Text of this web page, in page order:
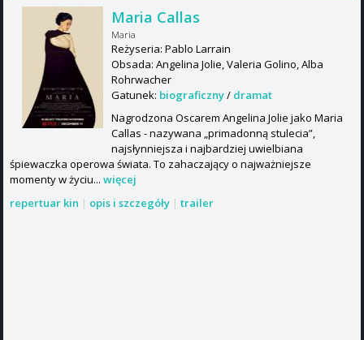
Maria Callas
Maria
Reżyseria: Pablo Larrain
Obsada: Angelina Jolie, Valeria Golino, Alba
Rohrwacher
Gatunek: biograficzny/ dramat
Nagrodzona Oscarem Angelina Jolie jako Maria
Callas - nazywana „primadonną stulecia”,
najsłynniejsza i najbardziej uwielbiana
śpiewaczka operowa świata. To zahaczający o najważniejsze
momenty w życiu... więcej
repertuar kin | opis i szczegóły | trailer